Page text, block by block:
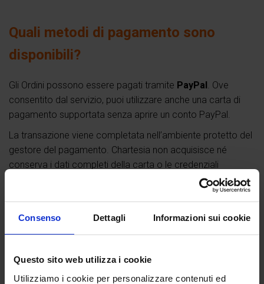
Consenso Dettagli Informazioni sui cookie
Questo sito web utilizza i cookie
Utilizziamo i cookie per personalizzare contenuti ed
Quali metodi di pagamento sono
disponibili?
Gli Ordini possono essere pagati tramite PayPal. Ove
consentito dal servizio, puoi utilizzare anche una carta di
pagamento supportata senza aprire un conto PayPal.
La transazione viene completata nell’ambiente protetto del
gestore del pagamento. Chartesia non acquisisce né
conserva i dati completi della carta o le credenziali
Per maggiori dettagli consulta la paginaPagamenti.
Quando viene effettuato il
pagamento?